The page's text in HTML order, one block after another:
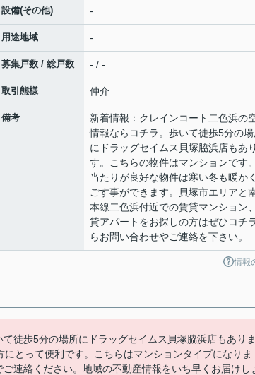
設備(その他) -
用途地域 -
募集戸数 / 総戸数 - / -
取引態様 仲介
備考
新着情報：クレインコート二色浜の
情報ならコチラ。歩いて徒歩5分の
にドラッグセイムス貝塚脇浜店もあ
す。こちらの物件はマンションです
当たりが良好な物件は寒い冬も暖か
ごす事ができます。貝塚市エリアと
本線二色浜付近での賃貸マンション
貸アパートをお探しの方はぜひコチ
らお問い合わせやご連絡を下さい。
情報
徒歩5分の場所にドラッグセイムス貝塚脇浜店もありま
とって便利です。こちらはマンションタイプになりま
連絡ください。地域の不動産情報をいち早くお届けし